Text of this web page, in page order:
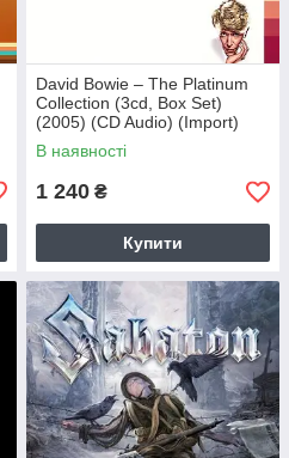
David Bowie – The Platinum
Collection (3cd, Box Set)
(2005) (CD Audio) (Import)
В наявності
1 240 ₴
Купити